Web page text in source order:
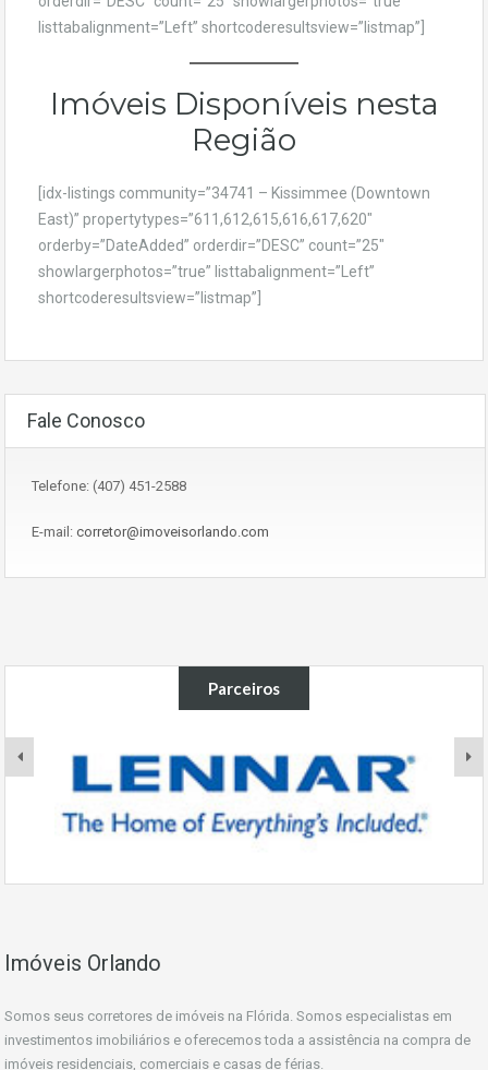
listtabalignment=”Left” shortcoderesultsview=”listmap”]
Imóveis Disponíveis nesta
Região
[idx-listings community=”34741 – Kissimmee (Downtown
East)” propertytypes=”611,612,615,616,617,620″
orderby=”DateAdded” orderdir=”DESC” count=”25″
showlargerphotos=”true” listtabalignment=”Left”
shortcoderesultsview=”listmap”]
Fale Conosco
Telefone: (407) 451-2588
E-mail: corretor@imoveisorlando.com
Parceiros
Imóveis Orlando
Somos seus corretores de imóveis na Flórida. Somos especialistas em
investimentos imobiliários e oferecemos toda a assistência na compra de
imóveis residenciais, comerciais e casas de férias.